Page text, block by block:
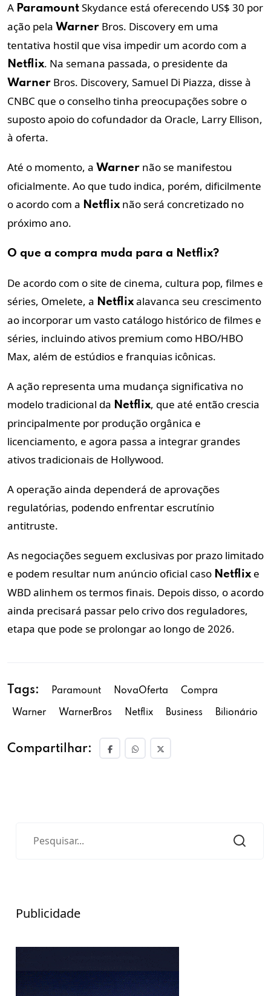
A Paramount Skydance está oferecendo US$ 30 por
ação pela Warner Bros. Discovery em uma
tentativa hostil que visa impedir um acordo com a
Netflix. Na semana passada, o presidente da
Warner Bros. Discovery, Samuel Di Piazza, disse à
CNBC que o conselho tinha preocupações sobre o
suposto apoio do cofundador da Oracle, Larry Ellison,
à oferta.
Até o momento, a Warner não se manifestou
oficialmente. Ao que tudo indica, porém, dificilmente
o acordo com a Netflixnão será concretizado no
próximo ano.
O que a compra muda para a Netflix?
De acordo com o site de cinema, cultura pop, filmes e
séries, Omelete, a Netflixalavanca seu crescimento
ao incorporar um vasto catálogo histórico de filmes e
séries, incluindo ativos premium como HBO/HBO
Max, além de estúdios e franquias icônicas.
A ação representa uma mudança significativa no
modelo tradicional da Netflix, que até então crescia
principalmente por produção orgânica e
licenciamento, e agora passa a integrar grandes
ativos tradicionais de Hollywood.
A operação ainda dependerá de aprovações
regulatórias, podendo enfrentar escrutínio
antitruste.
As negociações seguem exclusivas por prazo limitado
e podem resultar num anúncio oficial caso Netflixe
WBD alinhem os termos finais. Depois disso, o acordo
ainda precisará passar pelo crivo dos reguladores,
etapa que pode se prolongar ao longo de 2026.
Tags: Paramount NovaOferta Compra
Warner WarnerBros Netflix Business Bilionário
Compartilhar:
Publicidade